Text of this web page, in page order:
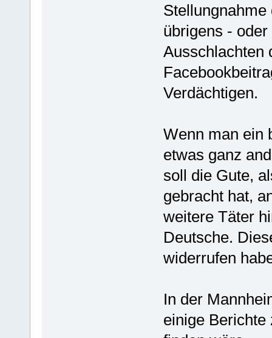
übrigens -
Ausschlachten
Verdächtigen.
Wenn man ein
etwas ganz
soll die Gute,
gebracht hat,
weitere Täter
Deutsche.
widerrufen
In der
einige Berichte